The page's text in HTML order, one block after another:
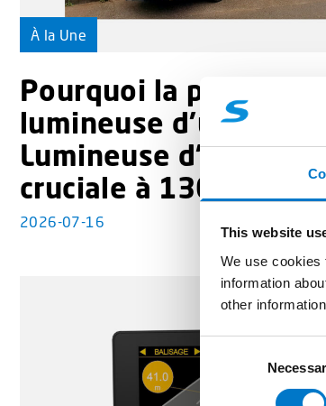
This website
We use cookies
information
other
C
À la Une
Pourquoi la puissance
lumineuse d’une
Lumineuse
cruciale à 130 km/h ?
2026-07-16